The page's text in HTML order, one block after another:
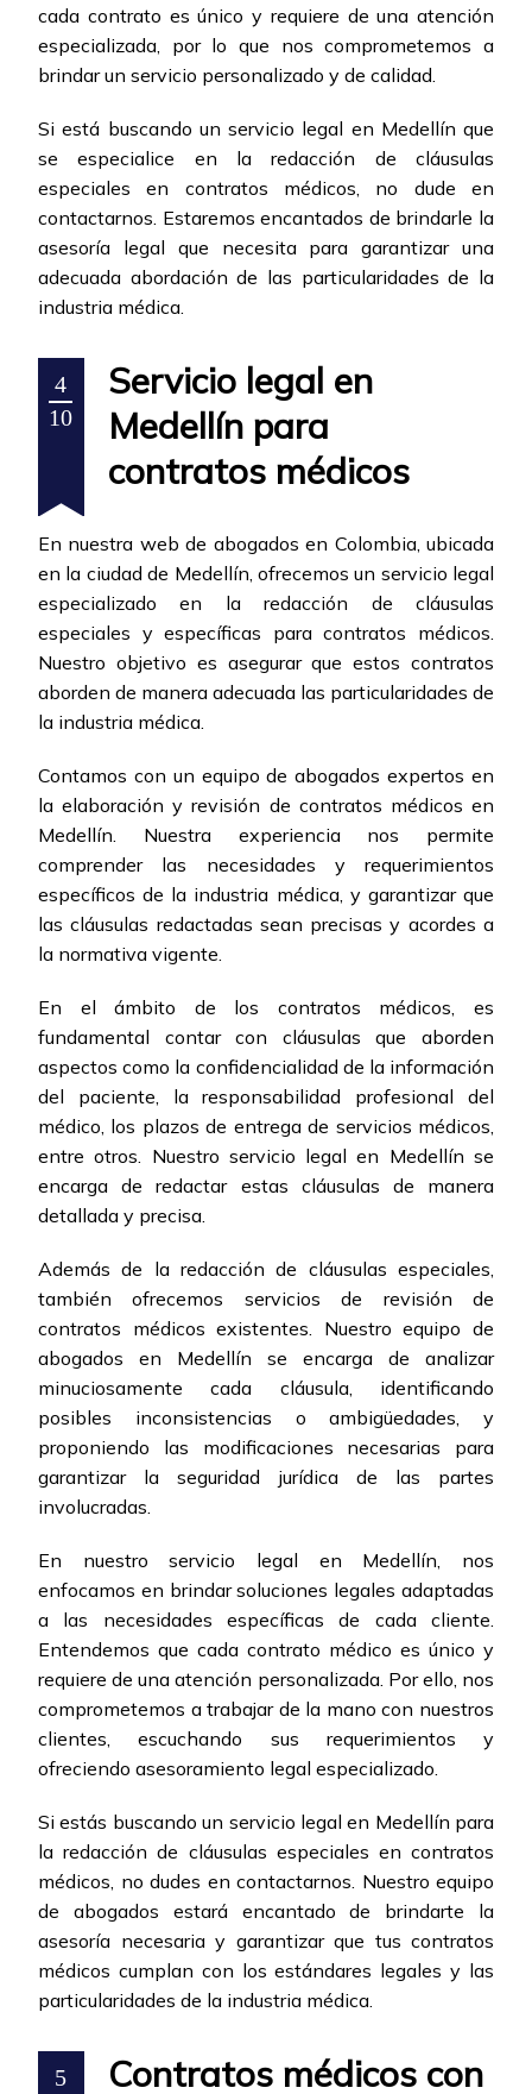
cada contrato es único y requiere de una atención
especializada, por lo que nos comprometemos a
brindar un servicio personalizado y de calidad.
Si está buscando un servicio legal en Medellín que
se especialice en la redacción de cláusulas
especiales en contratos médicos, no dude en
contactarnos. Estaremos encantados de brindarle la
asesoría legal que necesita para garantizar una
adecuada abordación de las particularidades de la
industria médica.
4
10
Servicio legal en
Medellín para
contratos médicos
En nuestra web de abogados en Colombia, ubicada
en la ciudad de Medellín, ofrecemos un servicio legal
especializado en la redacción de cláusulas
especiales y específicas para contratos médicos.
Nuestro objetivo es asegurar que estos contratos
aborden de manera adecuada las particularidades de
la industria médica.
Contamos con un equipo de abogados expertos en
la elaboración y revisión de contratos médicos en
Medellín. Nuestra experiencia nos permite
comprender las necesidades y requerimientos
específicos de la industria médica, y garantizar que
las cláusulas redactadas sean precisas y acordes a
la normativa vigente.
En el ámbito de los contratos médicos, es
fundamental contar con cláusulas que aborden
aspectos como la confidencialidad de la información
del paciente, la responsabilidad profesional del
médico, los plazos de entrega de servicios médicos,
entre otros. Nuestro servicio legal en Medellín se
encarga de redactar estas cláusulas de manera
detallada y precisa.
Además de la redacción de cláusulas especiales,
también ofrecemos servicios de revisión de
contratos médicos existentes. Nuestro equipo de
abogados en Medellín se encarga de analizar
minuciosamente cada cláusula, identificando
posibles inconsistencias o ambigüedades, y
proponiendo las modificaciones necesarias para
garantizar la seguridad jurídica de las partes
involucradas.
En nuestro servicio legal en Medellín, nos
enfocamos en brindar soluciones legales adaptadas
a las necesidades específicas de cada cliente.
Entendemos que cada contrato médico es único y
requiere de una atención personalizada. Por ello, nos
comprometemos a trabajar de la mano con nuestros
clientes, escuchando sus requerimientos y
ofreciendo asesoramiento legal especializado.
Si estás buscando un servicio legal en Medellín para
la redacción de cláusulas especiales en contratos
médicos, no dudes en contactarnos. Nuestro equipo
de abogados estará encantado de brindarte la
asesoría necesaria y garantizar que tus contratos
médicos cumplan con los estándares legales y las
particularidades de la industria médica.
5 Contratos médicos con